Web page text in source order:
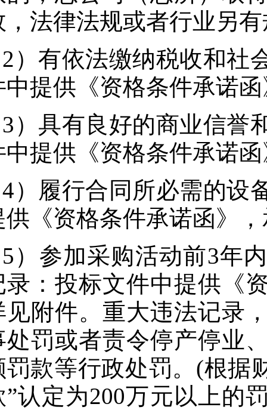
，法律法规或者行业另
2）有依法缴纳税收和社
中提供《资格条件承诺
3）具有良好的商业信誉
中提供《资格条件承诺
4）履行合同所必需的设
供《资格条件承诺函》
5）参加采购活动前3年
录：投标文件中提供《
见附件。重大违法记录
处罚或者责令停产停业
罚款等行政处罚。(根据
”认定为200万元以上的